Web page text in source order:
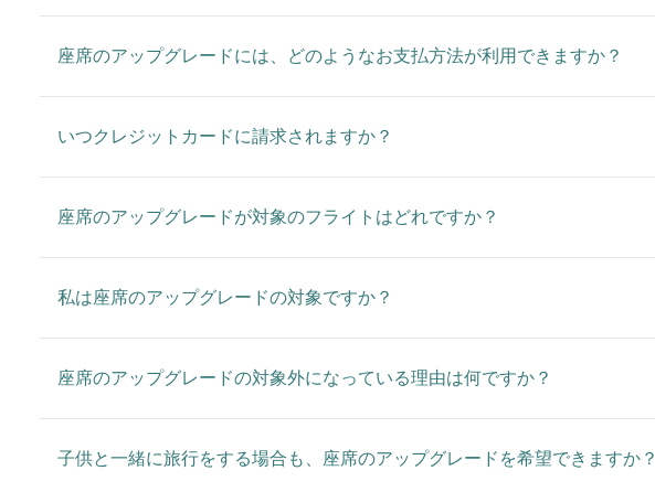
座席のアップグレードには、どのようなお支払方法が利用できますか？
いつクレジットカードに請求されますか？
座席のアップグレードが対象のフライトはどれですか？
私は座席のアップグレードの対象ですか？
座席のアップグレードの対象外になっている理由は何ですか？
子供と一緒に旅行をする場合も、座席のアップグレードを希望できますか？